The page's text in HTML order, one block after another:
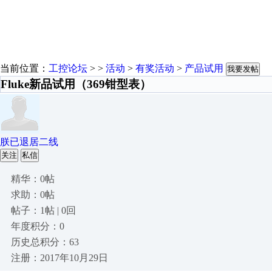
当前位置： 工控论坛 > > 活动 > 有奖活动 > 产品试用 我要发帖
Fluke新品试用（369钳型表）
朕已退居二线
关注 私信
精华：0帖
求助：0帖
帖子：1帖 | 0回
年度积分：0
历史总积分：63
注册：2017年10月29日